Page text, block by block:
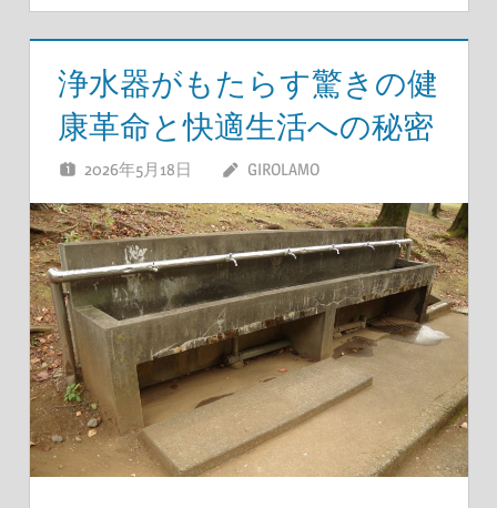
浄水器がもたらす驚きの健
康革命と快適生活への秘密
2026年5月18日 GIROLAMO